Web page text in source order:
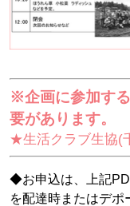
※企画に参加す
要があります。
★生活クラブ生協(
◆お申込は、上記
を配達時またはデ